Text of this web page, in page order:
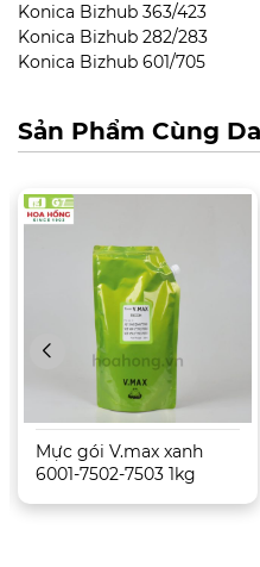
Konica Bizhub 363/423
Konica Bizhub 282/283
Konica Bizhub 601/705
Sản Phẩm Cùng
Mực gói V.max xanh
6001-7502-7503 1kg